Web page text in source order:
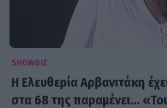
SHOWBIZ
Η Ελευθερία Αρβανιτάκη
στα 68 της παραμένει…